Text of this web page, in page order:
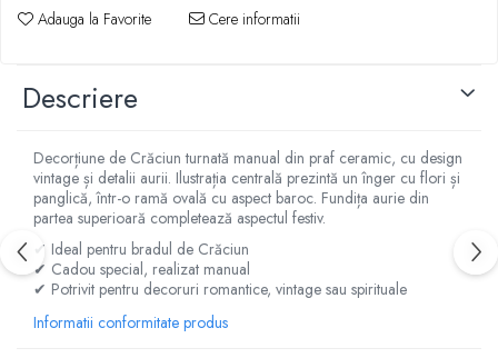
Adauga la Favorite Cere informatii
Descriere
Decorțiune de Crăciun turnată manual din praf ceramic, cu design
vintage și detalii aurii. Ilustrația centrală prezintă un înger cu flori și
panglică, într-o ramă ovală cu aspect baroc. Fundița aurie din
partea superioară completează aspectul festiv.
✔ Ideal pentru bradul de Crăciun
✔ Cadou special, realizat manual
✔ Potrivit pentru decoruri romantice, vintage sau spirituale
Informatii conformitate produs